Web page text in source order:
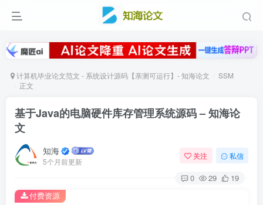
计算机毕业论文范文 - 系统设计源码【亲测可运行】- 知海论文
SSM
正文
基于Java的电脑硬件库存管理系统源码 – 知海论
文
知海
5个月前更新
关注 私信
0 29 19
付费资源